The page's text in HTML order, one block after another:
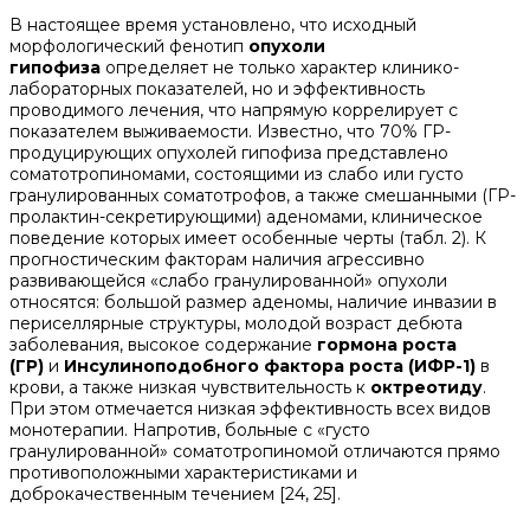
В настоящее время установлено, что исходный
морфологический фенотип опухоли
гипофиза определяет не только характер клинико-
лабораторных показателей, но и эффективность
проводимого лечения, что напрямую коррелирует с
показателем выживаемости. Известно, что 70% ГР-
продуцирующих опухолей гипофиза представлено
соматотропиномами, состоящими из слабо или густо
гранулированных соматотрофов, а также смешанными (ГР-
пролактин-секретирующими) аденомами, клиническое
поведение которых имеет особенные черты (табл. 2). К
прогностическим факторам наличия агрессивно
развивающейся «слабо гранулированной» опухоли
относятся: большой размер аденомы, наличие инвазии в
периселлярные структуры, молодой возраст дебюта
заболевания, высокое содержание гормона роста
(ГР) и Инсулиноподобного фактора роста (ИФР-1) в
крови, а также низкая чувствительность к октреотиду.
При этом отмечается низкая эффективность всех видов
монотерапии. Напротив, больные с «густо
гранулированной» соматотропиномой отличаются прямо
противоположными характеристиками и
доброкачественным течением [24, 25].